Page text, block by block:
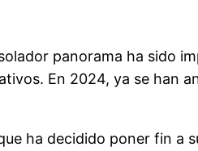
panorama ha sido
En 2024, ya se han
ha decidido poner fin a